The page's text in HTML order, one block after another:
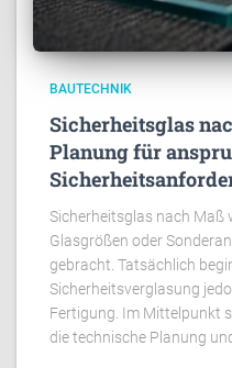
BAUTECHNIK
Sicherheitsglas
Planung für
Sicherheitsglas nach Maß
Glasgrößen oder
gebracht. Tatsächlich
Sicherheitsverglasung
Fertigung. Im Mittelpunkt
die technische Planung